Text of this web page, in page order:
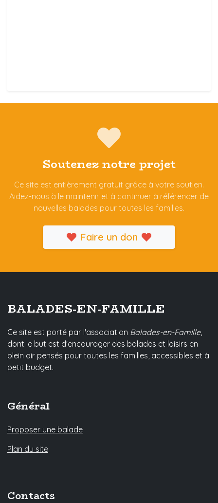
Soutenez notre projet
Ce site est entièrement gratuit grâce à votre soutien.
Aidez-nous à le maintenir et à continuer à référencer de
nouvelles balades pour toutes les familles.
Faire un don
BALADES-EN-FAMILLE
Ce site est porté par l'association Balades-en-Famille,
dont le but est d'encourager des balades et loisirs en
plein air pensés pour toutes les familles, accessibles et à
petit budget.
Général
Proposer une balade
Plan du site
Contacts